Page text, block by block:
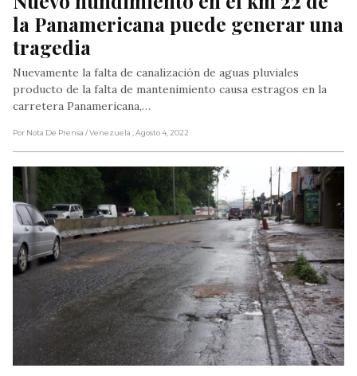
la Panamericana puede generar una
tragedia
Nuevamente la falta de canalización de aguas pluviales
producto de la falta de mantenimiento causa estragos en la
carretera Panamericana,…
Por Nota De Prensa / Venezuela , Agosto 4, 2022